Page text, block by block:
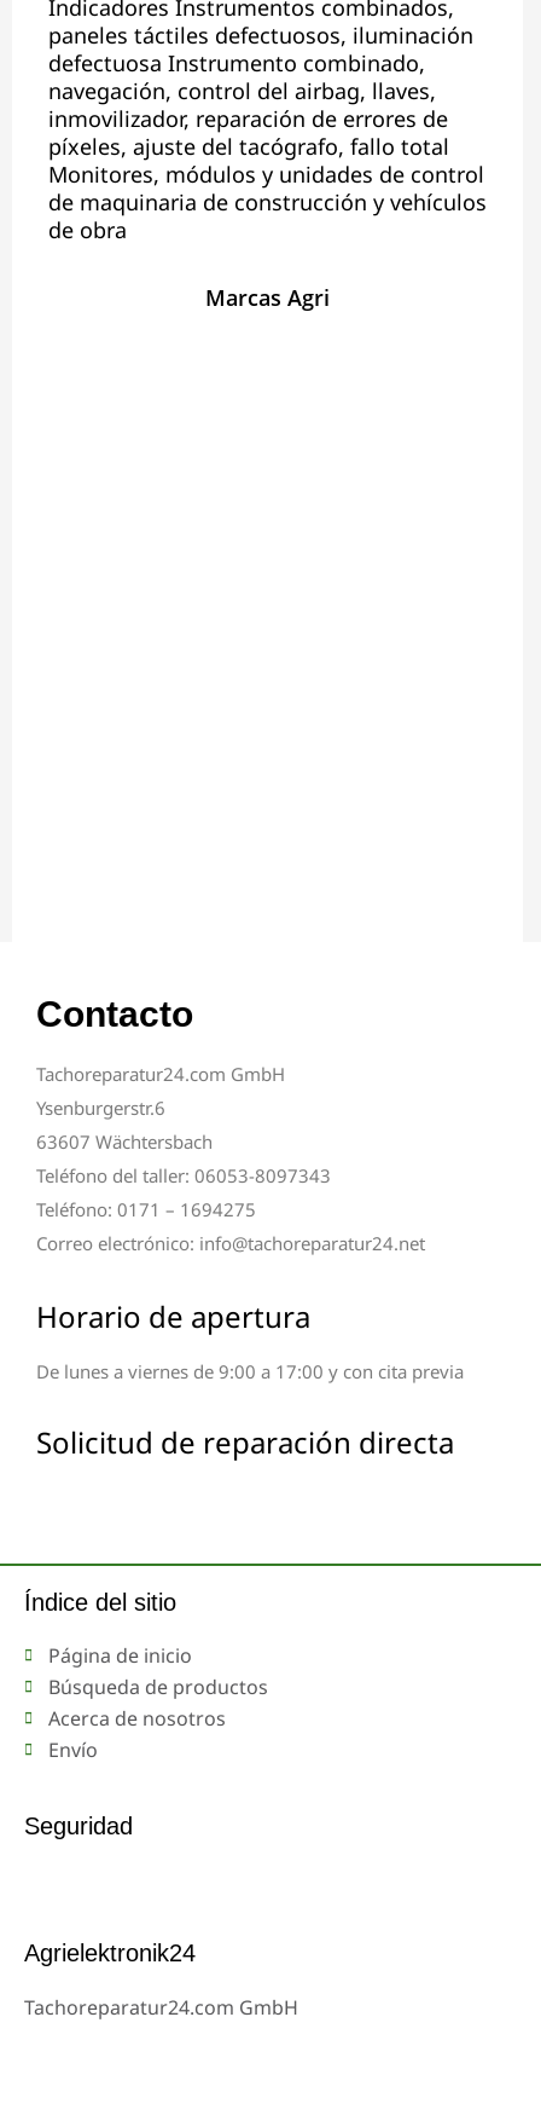
Indicadores Instrumentos combinados,
paneles táctiles defectuosos, iluminación
defectuosa Instrumento combinado,
navegación, control del airbag, llaves,
inmovilizador, reparación de errores de
píxeles, ajuste del tacógrafo, fallo total
Monitores, módulos y unidades de control
de maquinaria de construcción y vehículos
de obra
Marcas Agri
Contacto
Tachoreparatur24.com GmbH
Ysenburgerstr.6
63607 Wächtersbach
Teléfono del taller: 06053-8097343
Teléfono: 0171 – 1694275
Correo electrónico: info@tachoreparatur24.net
Horario de apertura
De lunes a viernes de 9:00 a 17:00 y con cita previa
Solicitud de reparación directa
Índice del sitio
Página de inicio
Búsqueda de productos
Acerca de nosotros
Envío
Seguridad
Agrielektronik24
Tachoreparatur24.com GmbH